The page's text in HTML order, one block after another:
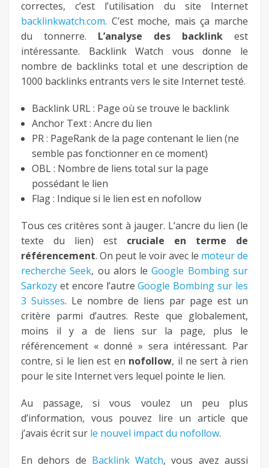
correctes, c’est l’utilisation du site Internet
backlinkwatch.com. C’est moche, mais ça marche
du tonnerre. L’analyse des backlink est
intéressante. Backlink Watch vous donne le
nombre de backlinks total et une description de
1000 backlinks entrants vers le site Internet testé.
Backlink URL : Page où se trouve le backlink
Anchor Text : Ancre du lien
PR : PageRank de la page contenant le lien (ne
semble pas fonctionner en ce moment)
OBL : Nombre de liens total sur la page
possédant le lien
Flag : Indique si le lien est en nofollow
Tous ces critères sont à jauger. L’ancre du lien (le
texte du lien) est cruciale en terme de
référencement. On peut le voir avec le moteur de
recherche Seek, ou alors leGoogle Bombing sur
Sarkozy et encore l’autreGoogle Bombing sur les
3 Suisses. Le nombre de liens par page est un
critère parmi d’autres. Reste que globalement,
moins il y a de liens sur la page, plus le
référencement « donné » sera intéressant. Par
contre, si le lien est en nofollow, il ne sert à rien
pour le site Internet vers lequel pointe le lien.
Au passage, si vous voulez un peu plus
d’information, vous pouvez lire un article que
j’avais écrit sur le nouvel impact du nofollow.
En dehors de Backlink Watch, vous avez aussi